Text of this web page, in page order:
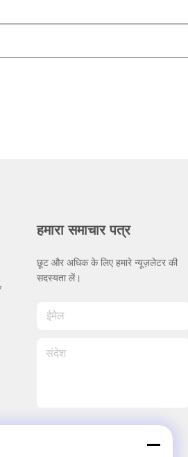
हमारा समाचार पत्र
छूट और अधिक के लिए हमारे न्यूज़लेटर की
सदस्यता लें।